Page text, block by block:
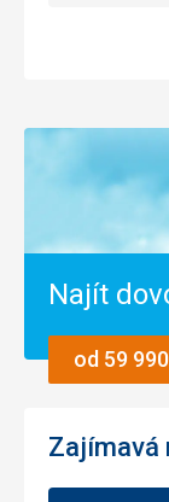
Najít
od 59
Zajímavá